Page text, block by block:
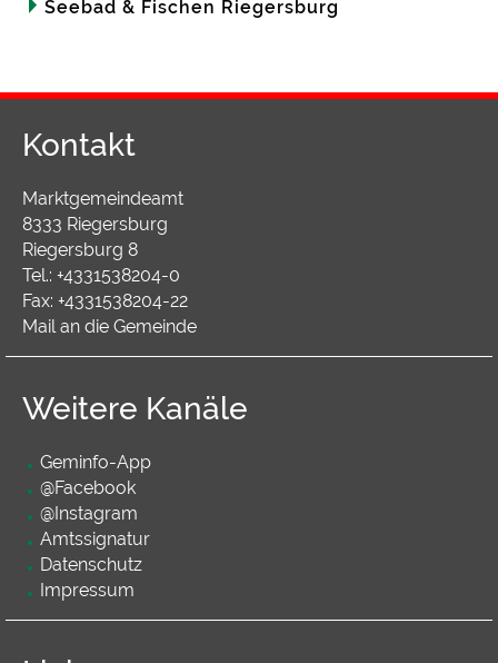
Seebad & Fischen Riegersburg
Kontakt
Marktgemeindeamt
8333 Riegersburg
Riegersburg 8
Tel.: +4331538204-0
Fax: +4331538204-22
Mail an die Gemeinde
Weitere Kanäle
Geminfo-App
@Facebook
@Instagram
Amtssignatur
Datenschutz
Impressum